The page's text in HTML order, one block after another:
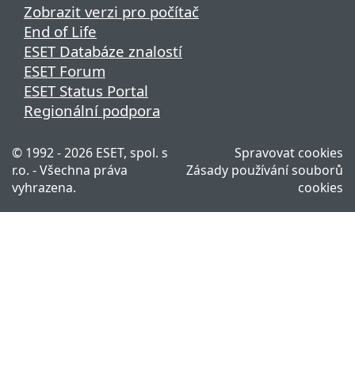
Zobrazit verzi pro počítač
End of Life
ESET Databáze znalostí
ESET Forum
ESET Status Portal
Regionální podpora
© 1992 - 2026 ESET, spol. s
r.o. - Všechna práva
vyhrazena.
Spravovat cookies
Zásady používání souborů
cookies